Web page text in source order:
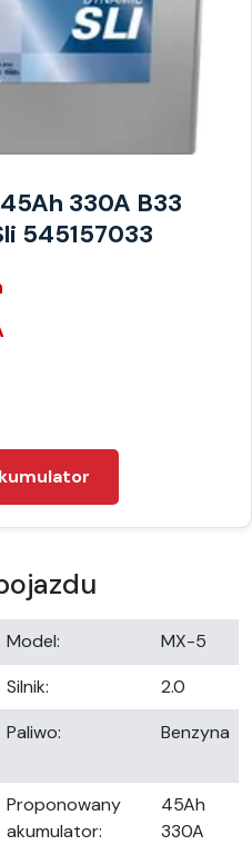
330A B33
545157033
Model:
MX-5
Silnik:
2.0
Paliwo: Benzyna
Proponowany
akumulator:
45Ah
330A